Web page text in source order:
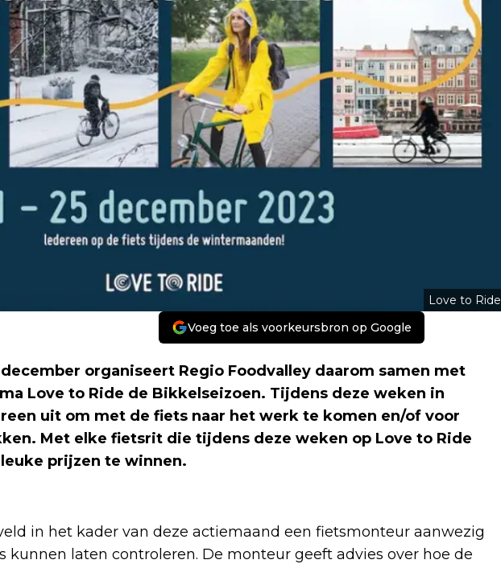
Love to Ride
Voeg toe als voorkeursbron op Google
december organiseert Regio Foodvalley daarom samen met
Love to Ride de Bikkelseizoen. Tijdens deze weken in
uit om met de fiets naar het werk te komen en/of voor
Met elke fietsrit die tijdens deze weken op Love to Ride
prijzen te winnen.
in het kader van deze actiemaand een fietsmonteur aanwezig
kunnen laten controleren. De monteur geeft advies over hoe de